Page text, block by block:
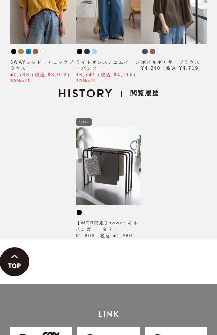
3WAYシャドーチェックブ
ラウス
¥2,793（税込 ¥3,072）
30%off
ライトオンスデニムイージ
ーパンツ
¥3,742（税込 ¥4,116）
25%off
ボイルギャザーブラウス
¥4,290（税込 ¥4,719）
HISTORY | 閲覧履歴
LBC
【WEB限定】tower 布巾
ハンガー タワー
¥1,800（税込 ¥1,980）
LINK